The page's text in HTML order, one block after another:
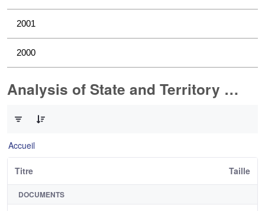
2001
2000
Analysis of State and Territory Health Data
Accueil
Titre Taille
DOCUMENTS